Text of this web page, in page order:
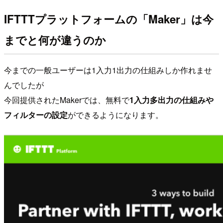
IFTTTプラットフォームの「Maker」は今
までと何が違うのか
今までの一般ユーザーは1入力1出力の仕組みしか作れませ
んでしたが
今回提供されたMakerでは、無料で1入力多出力の仕組みや
フィルターの設定ができるようになります。